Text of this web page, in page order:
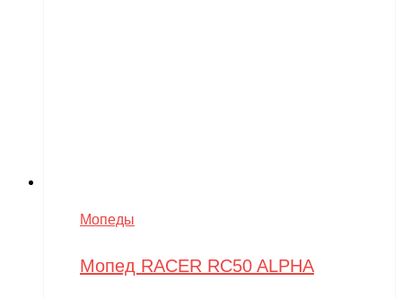
Мопеды
Мопед RACER RC50 ALPHA